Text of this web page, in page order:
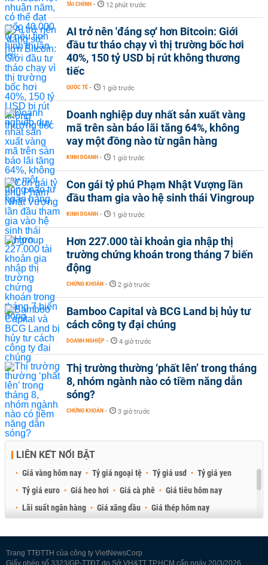
TÀI CHÍNH - 12 phút trước
AI trở nên 'đáng sợ' hơn Bitcoin: Giới
đầu tư tháo chạy vì thị trường bốc hơi
40%, 150 tỷ USD bị rút không thương
tiếc
QUỐC TẾ - 1 giờ trước
Doanh nghiệp duy nhất sản xuất vàng
mã trên sàn báo lãi tăng 64%, không
vay một đồng nào từ ngân hàng
KINH DOANH - 1 giờ trước
Con gái tỷ phú Phạm Nhật Vượng lần
đầu tham gia vào hệ sinh thái Vingroup
KINH DOANH - 1 giờ trước
Hơn 227.000 tài khoản gia nhập thị
trường chứng khoán trong tháng 7 biến
động
CHỨNG KHOÁN - 2 giờ trước
Bamboo Capital và BCG Land bị hủy tư
cách công ty đại chúng
DOANH NGHIỆP - 4 giờ trước
Thị trường thường ‘phất lên’ trong tháng
8, nhóm ngành nào có tiềm năng dẫn
sóng?
CHỨNG KHOÁN - 3 giờ trước
LIÊN KẾT NỔI BẬT
Giá vàng hôm nay Tỷ giá ngoại tệ Tỷ giá usd
Tỷ giá yen
Tỷ giá euro
Giá heo hơi Giá cà phê
Giá tiêu hôm nay
Lãi suất ngân hàng
Giá xăng dầu
Giá thép hôm nay
Trang TTĐTTH của công ty VietNewsCorp
Giấy phép số 3323/GP-TTĐT do Sở VH&TT TP.HCM cấp ngày 20/3/2026